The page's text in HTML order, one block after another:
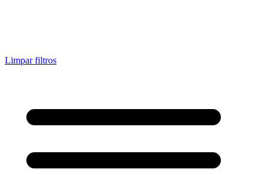
Limpar filtros